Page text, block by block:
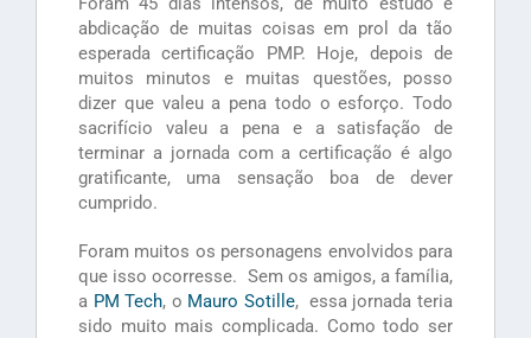
abdicação de muitas coisas em prol da tão
esperada certificação PMP. Hoje, depois de
muitos minutos e muitas questões, posso
dizer que valeu a pena todo o esforço. Todo
sacrifício valeu a pena e a satisfação de
terminar a jornada com a certificação é algo
gratificante, uma sensação boa de dever
cumprido.
Foram muitos os personagens envolvidos para
que isso ocorresse. Sem os amigos, a família,
a PM Tech, o Mauro Sotille, essa jornada teria
sido muito mais complicada. Como todo ser